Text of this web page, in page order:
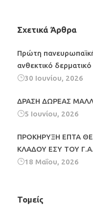
Σχετικά Άρθρα
Πρώτη
ανθεκτικό
30 Ιουνίου, 2026
ΔΡΑΣΗ ΔΩΡΕΑΣ
5 Ιουνίου, 2026
ΠΡΟΚΗΡΥΞΗ ΕΠΤΑ
ΚΛΑΔΟΥ ΕΣΥ ΤΟΥ
18 Μαΐου, 2026
Τομείς